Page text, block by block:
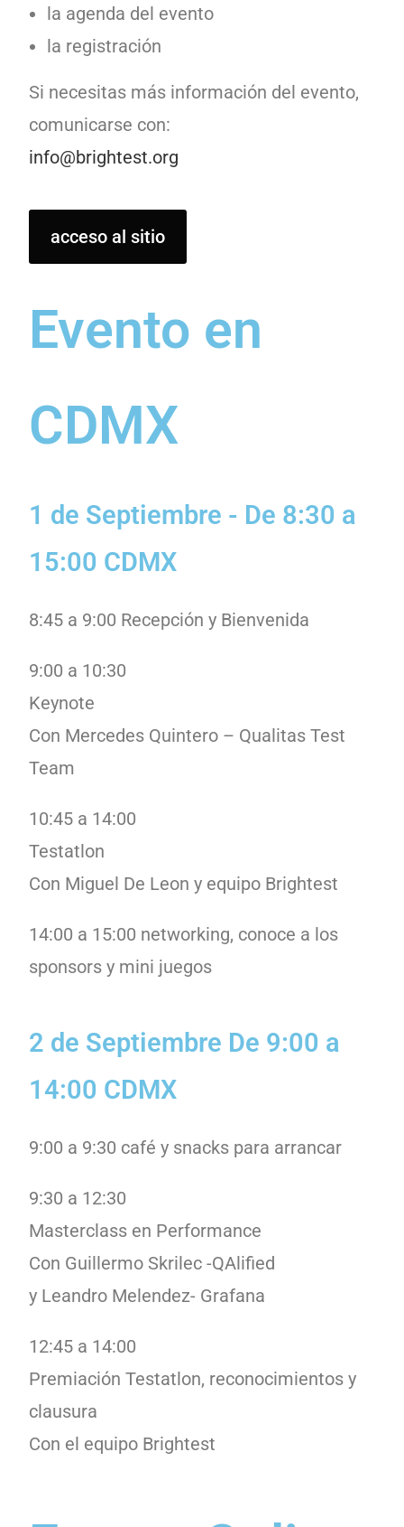
la agenda del evento
la registración
Si necesitas más información del evento,
comunicarse con:
info@brightest.org
acceso al sitio
Evento en
CDMX
1 de Septiembre - De 8:30 a
15:00 CDMX
8:45 a 9:00 Recepción y Bienvenida
9:00 a 10:30
Keynote
Con Mercedes Quintero – Qualitas Test
Team
10:45 a 14:00
Testatlon
Con Miguel De Leon y equipo Brightest
14:00 a 15:00 networking, conoce a los
sponsors y mini juegos
2 de Septiembre De 9:00 a
14:00 CDMX
9:00 a 9:30 café y snacks para arrancar
9:30 a 12:30
Masterclass en Performance
Con Guillermo Skrilec -QAlified
y Leandro Melendez- Grafana
12:45 a 14:00
Premiación Testatlon, reconocimientos y
clausura
Con el equipo Brightest